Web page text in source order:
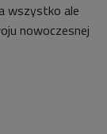
wszystko ale
nowoczesnej